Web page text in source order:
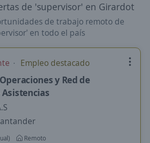
de 'supervisor' en Girardot
de trabajo remoto de
en todo el país
Empleo destacado
y Red de
Remoto